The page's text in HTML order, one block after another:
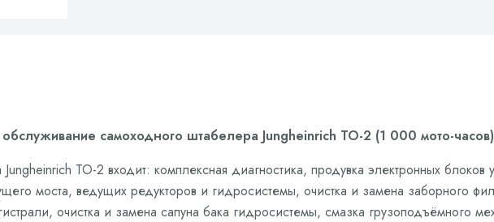
обслуживание самоходного штабелера Jungheinrich ТО-2 (1 000 мото-часов)
ТО-2 входит: комплексная диагностика, продувка электронных блоков
моста, ведущих редукторов и гидросистемы, очистка и замена заборного
очистка и замена сапуна бака гидросистемы, смазка грузоподъёмного